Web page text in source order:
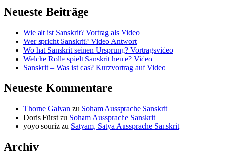
Neueste Beiträge
Wie alt ist Sanskrit? Vortrag als Video
Wer spricht Sanskrit? Video Antwort
Wo hat Sanskrit seinen Ursprung? Vortragsvideo
Welche Rolle spielt Sanskrit heute? Video
Sanskrit – Was ist das? Kurzvortrag auf Video
Neueste Kommentare
Thorne Galvan zu Soham Aussprache Sanskrit
Doris Fürst zu Soham Aussprache Sanskrit
yoyo souriz zu Satyam, Satya Aussprache Sanskrit
Archiv